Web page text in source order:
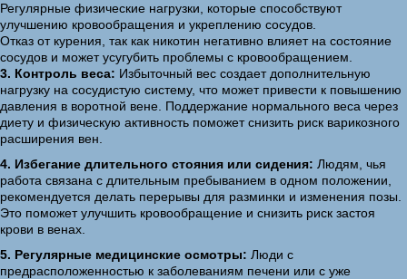
Регулярные физические нагрузки, которые способствуют
улучшению кровообращения и укреплению сосудов.
Отказ от курения, так как никотин негативно влияет на состояние
сосудов и может усугубить проблемы с кровообращением.
3. Контроль веса: Избыточный вес создает дополнительную
нагрузку на сосудистую систему, что может привести к повышению
давления в воротной вене. Поддержание нормального веса через
диету и физическую активность поможет снизить риск варикозного
расширения вен.
4. Избегание длительного стояния или сидения: Людям, чья
работа связана с длительным пребыванием в одном положении,
рекомендуется делать перерывы для разминки и изменения позы.
Это поможет улучшить кровообращение и снизить риск застоя
крови в венах.
5. Регулярные медицинские осмотры: Люди с
предрасположенностью к заболеваниям печени или с уже